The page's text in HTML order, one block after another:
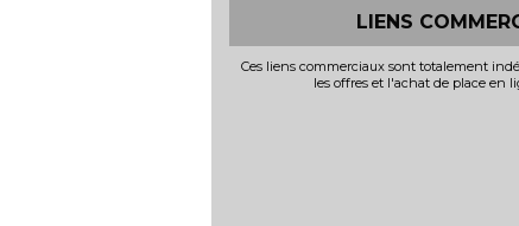
LIENS
Ces liens commerciaux sont totalement
les offres et l'achat de place en